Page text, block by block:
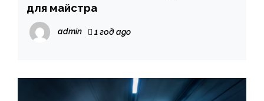
для майстра
admin 1 год ago